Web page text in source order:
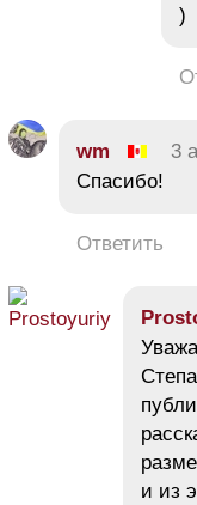
)
wm 3
Спасибо!
Ответить
и из